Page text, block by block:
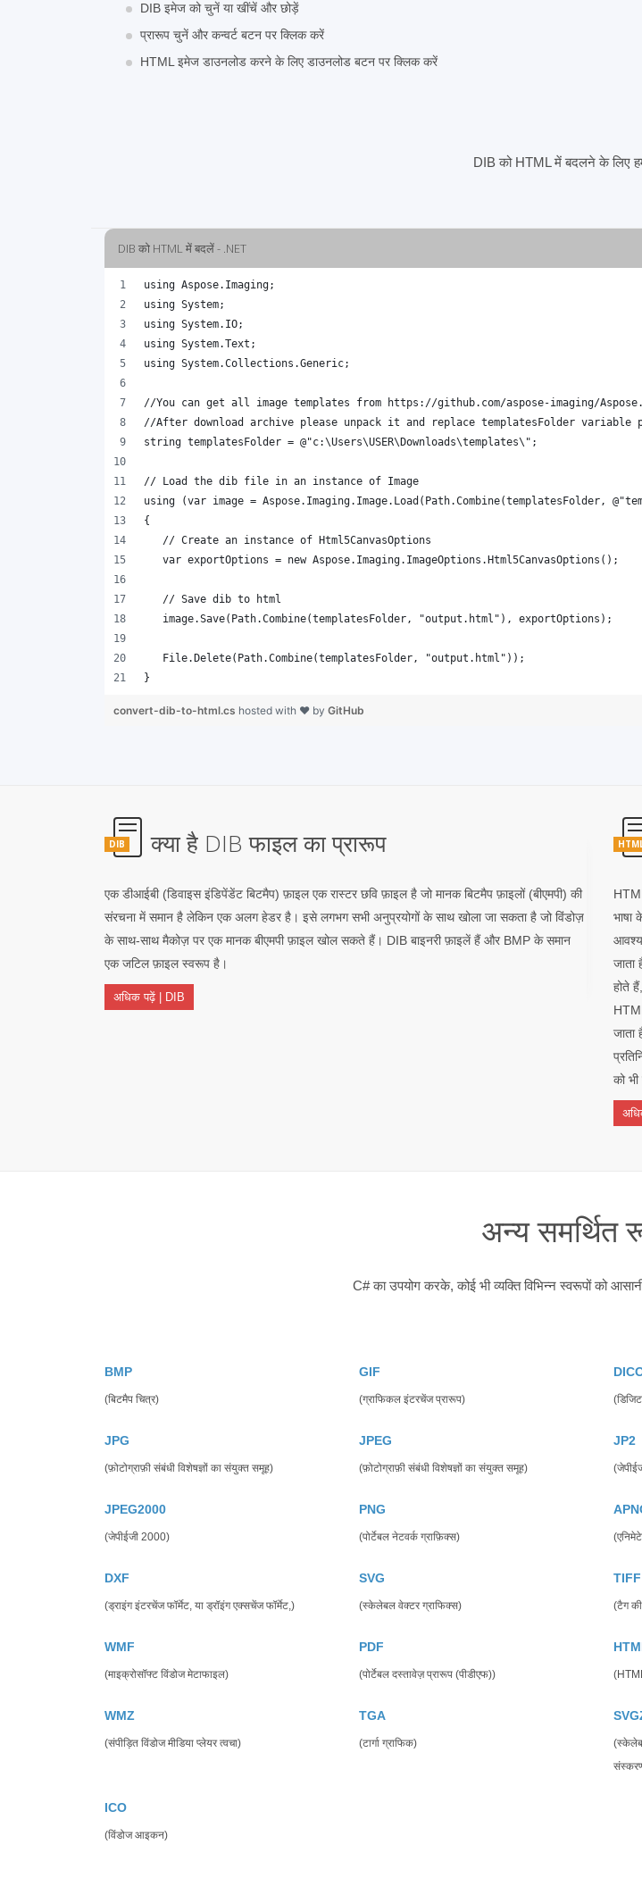
DIB इमेज को चुनें या खींचें और छोड़ें
प्रारूप चुनें और कन्वर्ट बटन पर क्लिक करें
HTML इमेज डाउनलोड करने के लिए डाउनलोड बटन पर क्लिक करें
DIB को HTML में बदलने के लिए
DIB को HTML में बदलें - .NET
}
convert-dib-to-html.cs hosted with ❤ by GitHub
DIB क्या है DIB फाइल का प्रारूप
एक डीआईबी (डिवाइस इंडिपेंडेंट बिटमैप) फ़ाइल एक रास्टर छवि फ़ाइल है जो मानक बिटमैप फ़ाइलों (बीएमपी) की
संरचना में समान है लेकिन एक अलग हेडर है। इसे लगभग सभी अनुप्रयोगों के साथ खोला जा सकता है जो विंडोज़
के साथ-साथ मैकोज़ पर एक मानक बीएमपी फ़ाइल खोल सकते हैं। DIB बाइनरी फ़ाइलें हैं और BMP के समान
एक जटिल फ़ाइल स्वरूप है।
अधिक पढ़ें | DIB
भाषा
जाता
होते
को
अन्य समर्थित
C# का उपयोग करके, कोई भी व्यक्ति विभिन्न स्वरूपों को
BMP
(बिटमैप चित्र)
GIF
(ग्राफिकल इंटरचेंज प्रारूप)
JPG
(फ़ोटोग्राफ़ी संबंधी विशेषज्ञों का संयुक्त समूह)
JPEG
(फ़ोटोग्राफ़ी संबंधी विशेषज्ञों का संयुक्त समूह)
JP2
JPEG2000
(जेपीईजी 2000)
PNG
(पोर्टेबल नेटवर्क ग्राफ़िक्स)
DXF
(ड्राइंग इंटरचेंज फॉर्मेट, या ड्रॉइंग एक्सचेंज फॉर्मेट,)
SVG
(स्केलेबल वेक्टर ग्राफिक्स)
TIFF
(टैग
WMF
(माइक्रोसॉफ्ट विंडोज मेटाफाइल)
PDF
(पोर्टेबल दस्तावेज़ प्रारूप (पीडीएफ))
WMZ
(संपीड़ित विंडोज मीडिया प्लेयर त्वचा)
TGA
(टार्गा ग्राफिक)
ICO
(विंडोज आइकन)